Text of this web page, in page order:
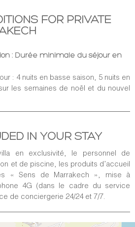
FOR PRIVATE
: Durée minimale du séjour en
: 4 nuits en basse saison, 5 nuits en
les semaines de noël et du nouvel
nuits, les prix sont majorés de 20%
de l’accord de chaque
à un acompte, sera
IN YOUR STAY
en exclusivité, le personnel de
et de piscine, les produits d’accueil
« Sens de Marrakech », mise à
4G (dans le cadre du service
de conciergerie 24/24 et 7/7.